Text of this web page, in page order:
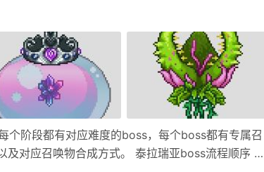
个阶段都有对应难度的boss，每个boss都有专属召
对应召唤物合成方式。 泰拉瑞亚boss流程顺序 肉